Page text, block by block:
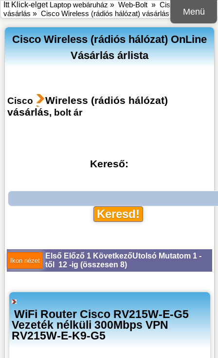
Menü
Itt Klick-elget Laptop webáruház » Web-Bolt » Cisco online bolt
vásárlás » Cisco Wireless (rádiós hálózat) vásárlás
Cisco Wireless (rádiós hálózat) OnLine
Vásárlás árlista
Cisco
Wireless (rádiós hálózat)
vásárlás, bolt ár
Kereső:
Első Előző 1 KövetkezőUtolsó Mutatom 1 -
től 12 -ig (összesen 8)
WiFi Router Cisco RV215W-E-G5
Vezeték nélküli 300Mbps VPN
RV215W-E-K9-G5